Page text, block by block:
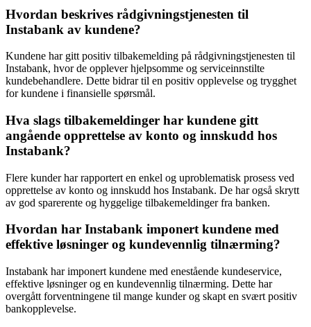
Hvordan beskrives rådgivningstjenesten til
Instabank av kundene?
Kundene har gitt positiv tilbakemelding på rådgivningstjenesten til
Instabank, hvor de opplever hjelpsomme og serviceinnstilte
kundebehandlere. Dette bidrar til en positiv opplevelse og trygghet
for kundene i finansielle spørsmål.
Hva slags tilbakemeldinger har kundene gitt
angående opprettelse av konto og innskudd hos
Instabank?
Flere kunder har rapportert en enkel og uproblematisk prosess ved
opprettelse av konto og innskudd hos Instabank. De har også skrytt
av god sparerente og hyggelige tilbakemeldinger fra banken.
Hvordan har Instabank imponert kundene med
effektive løsninger og kundevennlig tilnærming?
Instabank har imponert kundene med enestående kundeservice,
effektive løsninger og en kundevennlig tilnærming. Dette har
overgått forventningene til mange kunder og skapt en svært positiv
bankopplevelse.